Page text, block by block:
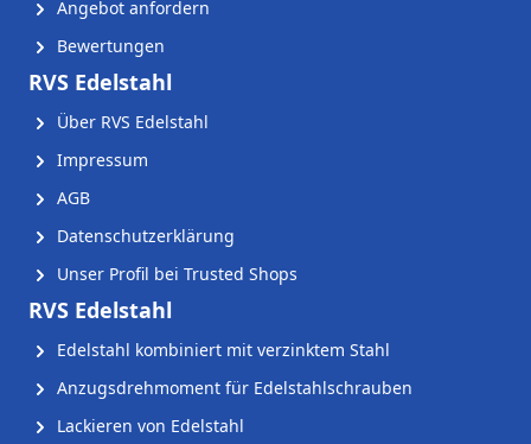
Angebot anfordern
Bewertungen
RVS Edelstahl
Über RVS Edelstahl
Impressum
AGB
Datenschutzerklärung
Unser Profil bei Trusted Shops
RVS Edelstahl
Edelstahl kombiniert mit verzinktem Stahl
Anzugsdrehmoment für Edelstahlschrauben
Lackieren von Edelstahl